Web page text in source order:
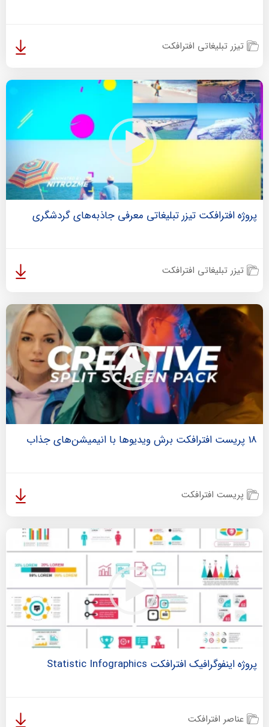
تیزر تبلیغاتی افترافکت
پروژه افترافکت تیزر تبلیغاتی معرفی جاذبه‌های گردشگری
تیزر تبلیغاتی افترافکت
18 پریست افترافکت برش ویدیوها با انیمیشن‌های جذاب
پریست افترافکت
پروژه اینفوگرافیک افترافکت Statistic Infographics
عناصر افترافکت